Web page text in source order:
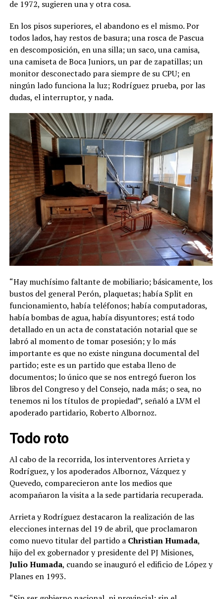
de 1972, sugieren una y otra cosa.
En los pisos superiores, el abandono es el mismo. Por
todos lados, hay restos de basura; una rosca de Pascua
en descomposición, en una silla; un saco, una camisa,
una camiseta de Boca Juniors, un par de zapatillas; un
monitor desconectado para siempre de su CPU; en
ningún lado funciona la luz; Rodríguez prueba, por las
dudas, el interruptor, y nada.
“Hay muchísimo faltante de mobiliario; básicamente, los
bustos del general Perón, plaquetas; había Split en
funcionamiento, había teléfonos; había computadoras,
había bombas de agua, había disyuntores; está todo
detallado en un acta de constatación notarial que se
labró al momento de tomar posesión; y lo más
importante es que no existe ninguna documental del
partido; este es un partido que estaba lleno de
documentos; lo único que se nos entregó fueron los
libros del Congreso y del Consejo, nada más; o sea, no
tenemos ni los títulos de propiedad”, señaló a LVM el
apoderado partidario, Roberto Albornoz.
Todo roto
Al cabo de la recorrida, los interventores Arrieta y
Rodríguez, y los apoderados Albornoz, Vázquez y
Quevedo, comparecieron ante los medios que
acompañaron la visita a la sede partidaria recuperada.
Arrieta y Rodríguez destacaron la realización de las
elecciones internas del 19 de abril, que proclamaron
como nuevo titular del partido a Christian Humada,
hijo del ex gobernador y presidente del PJ Misiones,
Julio Humada, cuando se inauguró el edificio de López y
Planes en 1993.